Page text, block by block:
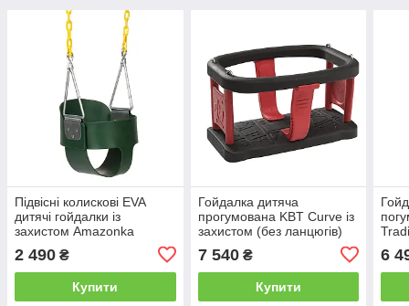
Підвісні колискові EVA
дитячі гойдалки із
захистом Amazonka
2 490 ₴
Купити
Гойдалка дитяча
прогумована KBT Curve із
захистом (без ланцюгів)
7 540₴
Купити
6